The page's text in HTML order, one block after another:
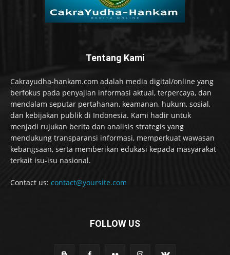
Tentang Kami
Cakrayudha-hankam.com adalah media digital/online yang
berfokus pada penyajian informasi aktual, terpercaya, dan
mendalam seputar pertahanan, keamanan, hukum, sosial,
dan kebijakan publik di Indonesia. Kami hadir untuk
menjadi rujukan berita dan analisis strategis yang
mendukung transparansi informasi, memperkuat wawasan
kebangsaan, serta memberikan edukasi kepada masyarakat
terkait isu-isu nasional.
Contact us: contact@yoursite.com
FOLLOW US